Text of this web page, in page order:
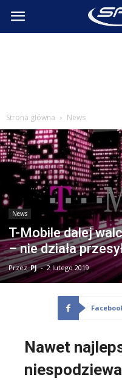
SpeedTest.pl
Strona główna News
News
T-Mobile dalej
– nie działa
Przez PJ - 2 lutego 2019
Nawet